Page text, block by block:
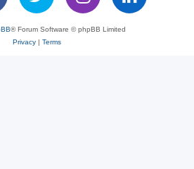
® Forum Software © phpBB Limited
Privacy| Terms